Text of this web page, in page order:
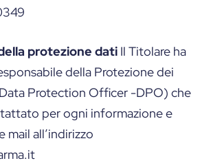
protezione dati Il Titolare ha
della Protezione dei
Protection Officer -DPO) che
per ogni informazione e
mail all’indirizzo